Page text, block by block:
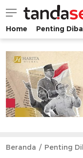
tandaseru.com
tandaseru.com
Home Penting
Beranda Penting